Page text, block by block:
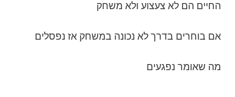
החיים הם לא צעצוע ולא משחק
אם בוחרים בדרך לא נכונה במשחק אז נפסלים
מה שאומר נפגעים